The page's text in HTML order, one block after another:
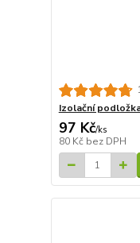
Izolační
97 Kč/ks
80 Kč bez DPH